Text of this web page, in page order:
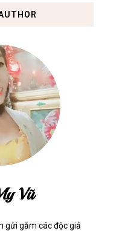
Vũ
gửi gắm các độc giả